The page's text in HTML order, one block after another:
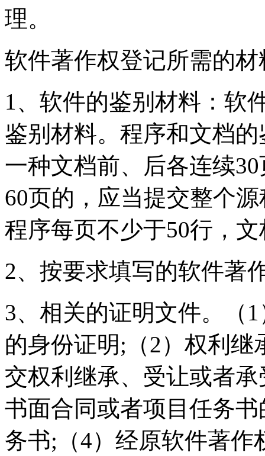
理。
软件著作权登记所需的材
1、软件的鉴别材料：软
鉴别材料。程序和文档
一种文档前、后各连续
60页的，应当提交整个
程序每页不少于50行，
2、按要求填写的软件著
3、相关的证明文件。（
的身份证明;（2）权利
交权利继承、受让或者
书面合同或者项目任务
务书;（4）经原软件著